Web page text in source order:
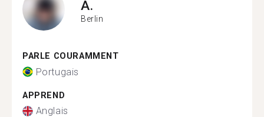
A.
Berlin
PARLE COURAMMENT
Portugais
APPREND
Anglais